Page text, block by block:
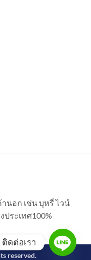
นอก เช่น บุหรี่ ไวน์
ระเทศ100%
reserved.
ติดต่อเรา